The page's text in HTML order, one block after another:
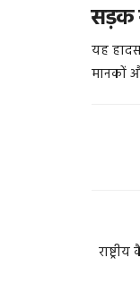
सड़क
यह
मानकों